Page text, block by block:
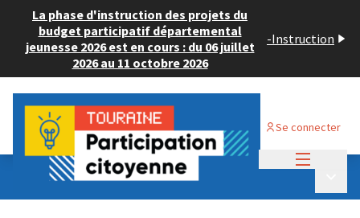
La phase d'instruction des projets du
budget participatif départemental
jeunesse 2026 est en cours : du 06 juillet
2026 au 11 octobre 2026
-Instruction
Se connecter
Budget Participatif JEUNESSE 2024
💡 Consulter les projets déposés